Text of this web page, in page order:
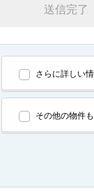
送信完了
さらに詳しい
その他の物件